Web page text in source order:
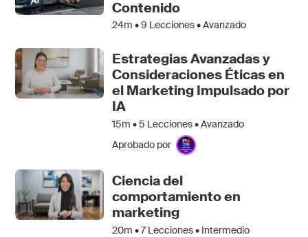
Contenido
24m •9 Lecciones • Avanzado
Estrategias Avanzadas y
Consideraciones Éticas en
el Marketing Impulsado por
IA
15m •5 Lecciones • Avanzado
Aprobado por
Ciencia del
comportamiento en
marketing
20m •7Lecciones • Intermedio